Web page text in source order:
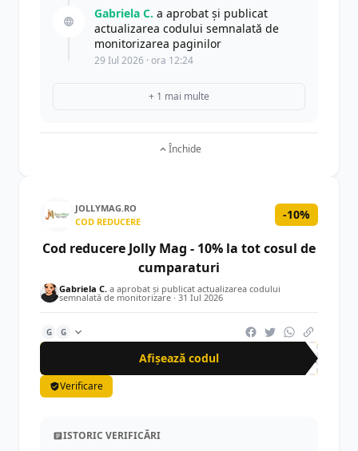
Gabriela C. a aprobat și publicat
actualizarea codului semnalată de
monitorizarea paginilor
29 Iul 2026 · ora 12:24
+ 1 mai multe
Închide
JOLLYMAG.RO
COD REDUCERE
-10%
Cod reducere Jolly Mag - 10% la tot cosul de
cumparaturi
Gabriela C. a aprobat și publicat actualizarea codului
semnalată de monitorizare · 31 Iul 2026
G G
Afișează codul JOL
Verificare
ISTORIC VERIFICĂRI